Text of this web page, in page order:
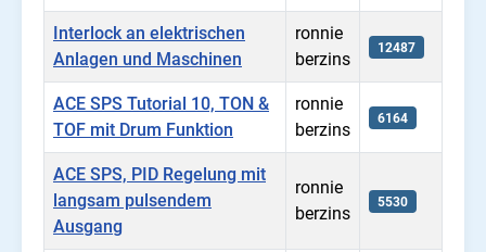
Interlock an elektrischen
Anlagen und Maschinen
ronnie
berzins
12487
ACE SPS Tutorial 10, TON &
TOF mit Drum Funktion
ronnie
berzins
6164
ACE SPS, PID Regelung mit
langsam pulsendem
Ausgang
ronnie
berzins
5530